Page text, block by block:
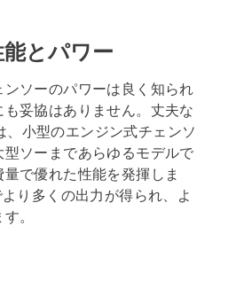
とパワー
ソーのパワーは良く知られ
妥協はありません。丈夫な
小型のエンジン式チェンソ
ソーまであらゆるモデルで
で優れた性能を発揮しま
り多くの出力が得られ、よ
。